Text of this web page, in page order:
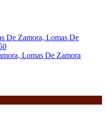
Lomas De Zamora